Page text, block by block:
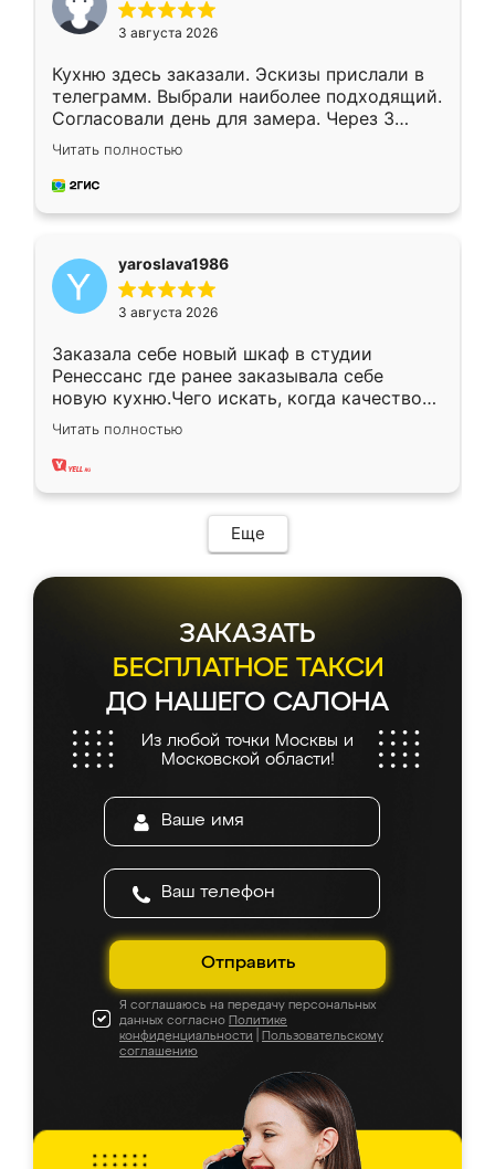
3 августа 2026
Кухню здесь заказали. Эскизы прислали в
телеграмм. Выбрали наиболее подходящий.
Согласовали день для замера. Через 3
недели кухня была уже готова. Остались
довольны работой. Спасибо Ренессанс
мебель за качественную работу!
Читать полностью
yaroslava1986
3 августа 2026
Заказала себе новый шкаф в студии
Ренессанс где ранее заказывала себе
новую кухню.Чего искать, когда качеством
вполне довольна. Служит кухня уже почти
два года, нареканий нет.
Читать полностью
Еще
ЗАКАЗАТЬ
БЕСПЛАТНОЕ ТАКСИ
ДО НАШЕГО САЛОНА
Из любой точки Москвы и
Московской области!
Отправить
Я соглашаюсь на передачу персональных
данных согласно Политике
конфиденциальности
Пользовательскому
соглашению